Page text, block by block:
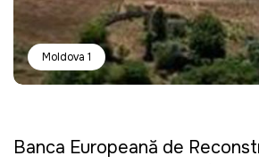
Moldova 1
Banca Europeană de